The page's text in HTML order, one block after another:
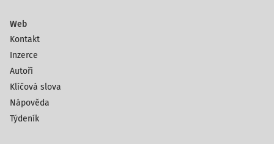
Web
Kontakt
Inzerce
Autoři
Klíčová slova
Nápověda
Týdeník